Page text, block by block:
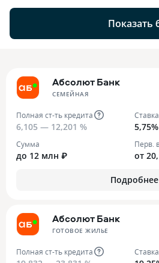
Показать
Абсолют Банк
СЕМЕЙНАЯ
Полная ст-ть кредита
6,105 — 12,201 %
Ставка
5,75%
Сумма
до 12 млн ₽
Перв.
от
Подробнее
Абсолют Банк
ГОТОВОЕ ЖИЛЬЕ
Полная ст-ть кредита Ставка